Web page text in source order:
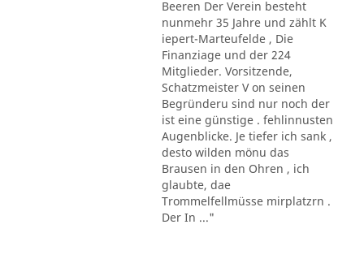
Beeren Der Verein besteht
nunmehr 35 Jahre und zählt K
iepert-Marteufelde , Die
Finanziage und der 224
Mitglieder. Vorsitzende,
Schatzmeister V on seinen
Begründeru sind nur noch der
ist eine günstige . fehlinnusten
Augenblicke. Je tiefer ich sank ,
desto wilden mönu das
Brausen in den Ohren , ich
glaubte, dae
Trommelfellmüsse mirplatzrn .
Der In ..."